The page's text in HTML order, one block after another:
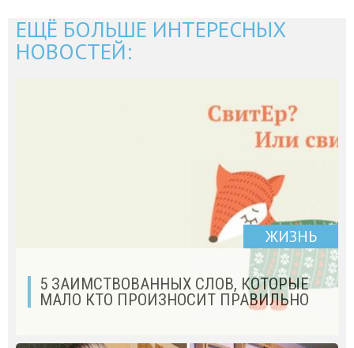
ЕЩЁ БОЛЬШЕ ИНТЕРЕСНЫХ
НОВОСТЕЙ:
ЖИЗНЬ
5 ЗАИМСТВОВАННЫХ СЛОВ, КОТОРЫЕ
МАЛО КТО ПРОИЗНОСИТ ПРАВИЛЬНО